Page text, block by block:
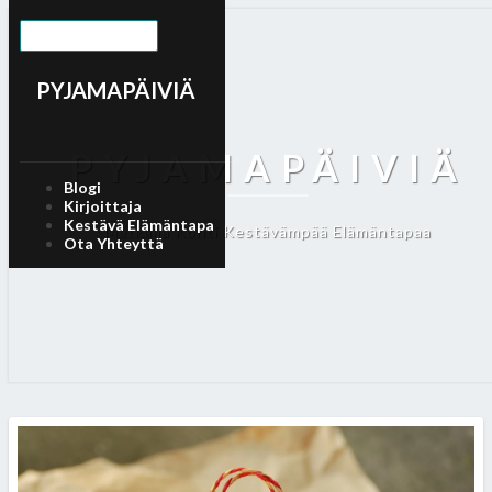
PYJAMAPÄIVIÄ
Blogi
Kirjoittaja
Kestävä Elämäntapa
Ota Yhteyttä
PYJAMAPÄIVIÄ
Matkalla Kohti Kestävämpää Elämäntapaa